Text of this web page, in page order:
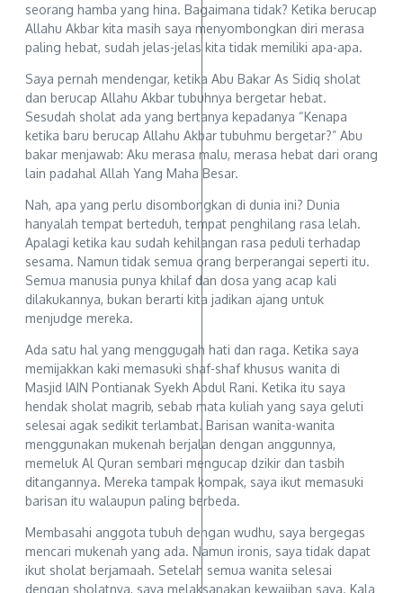
seorang hamba yang hina. Bagaimana tidak? Ketika berucap
Allahu Akbar kita masih saya menyombongkan diri merasa
paling hebat, sudah jelas-jelas kita tidak memiliki apa-apa.
Saya pernah mendengar, ketika Abu Bakar As Sidiq sholat
dan berucap Allahu Akbar tubuhnya bergetar hebat.
Sesudah sholat ada yang bertanya kepadanya “Kenapa
ketika baru berucap Allahu Akbar tubuhmu bergetar?” Abu
bakar menjawab: Aku merasa malu, merasa hebat dari orang
lain padahal Allah Yang Maha Besar.
Nah, apa yang perlu disombongkan di dunia ini? Dunia
hanyalah tempat berteduh, tempat penghilang rasa lelah.
Apalagi ketika kau sudah kehilangan rasa peduli terhadap
sesama. Namun tidak semua orang berperangai seperti itu.
Semua manusia punya khilaf dan dosa yang acap kali
dilakukannya, bukan berarti kita jadikan ajang untuk
menjudge mereka.
Ada satu hal yang menggugah hati dan raga. Ketika saya
memijakkan kaki memasuki shaf-shaf khusus wanita di
Masjid IAIN Pontianak Syekh Abdul Rani. Ketika itu saya
hendak sholat magrib, sebab mata kuliah yang saya geluti
selesai agak sedikit terlambat. Barisan wanita-wanita
menggunakan mukenah berjalan dengan anggunnya,
memeluk Al Quran sembari mengucap dzikir dan tasbih
ditangannya. Mereka tampak kompak, saya ikut memasuki
barisan itu walaupun paling berbeda.
Membasahi anggota tubuh dengan wudhu, saya bergegas
mencari mukenah yang ada. Namun ironis, saya tidak dapat
ikut sholat berjamaah. Setelah semua wanita selesai
dengan sholatnya, saya melaksanakan kewajiban saya. Kala